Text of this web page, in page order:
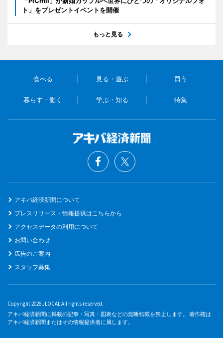
ト」をプレゼントイベントを開催
もっと見る
食べる 見る・遊ぶ 買う
暮らす・働く 学ぶ・知る 特集
アキバ経済新聞について
プレスリリース・情報提供はこちらから
アクセスデータの利用について
お問い合わせ
広告のご案内
スタッフ募集
Copyright 2026 JLOCAL All rights reserved.
アキバ経済新聞に掲載の記事・写真・図表などの無断転載を禁止します。 著作権は
アキバ経済新聞またはその情報提供者に属します。